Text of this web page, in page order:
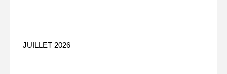
JUILLET 2026